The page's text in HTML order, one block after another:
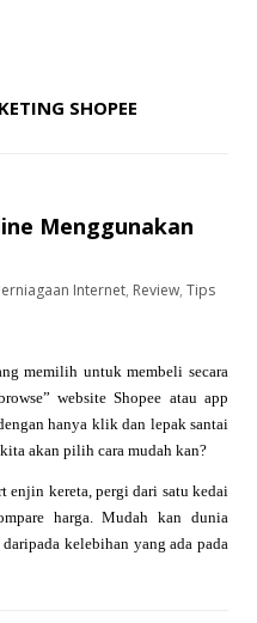
SHOPEE
Menggunakan
Internet, Review, Tips
memilih untuk membeli secara
website Shopee atau app
hanya klik dan lepak santai
akan pilih cara mudah kan?
enjin kereta, pergi dari satu kedai
harga. Mudah kan dunia
kelebihan yang ada pada